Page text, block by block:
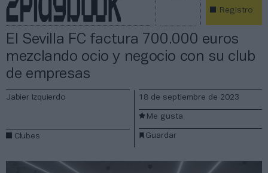
Registro
El Sevilla FC factura 700.000 euros
mezclando ocio y negocio con su club
de empresas
Jabier Izquierdo
Clubes
18 de septiembre de 2023
Guardar
Me gusta